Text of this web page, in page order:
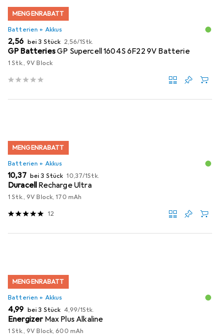
MENGENRABATT
Batterien + Akkus
EUR
2,56 bei 3 Stück EUR
2,56/1Stk.
GP BatteriesGP Supercell 1604S 6F22 9V Batterie
1 Stk., 9V Block
MENGENRABATT
Batterien + Akkus
EUR
10,37 bei 3 Stück EUR
10,37/1Stk.
Duracell Recharge Ultra
1 Stk., 9V Block, 170 mAh
12
MENGENRABATT
Batterien + Akkus
EUR
4,99 bei 3 Stück EUR
4,99/1Stk.
Energizer Max Plus Alkaline
1 Stk., 9V Block, 600 mAh